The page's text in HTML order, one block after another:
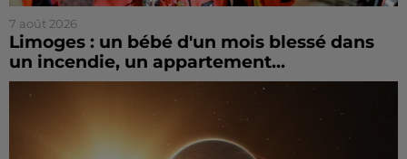
7 août 2026
Limoges : un bébé d'un mois blessé dans
un incendie, un appartement...